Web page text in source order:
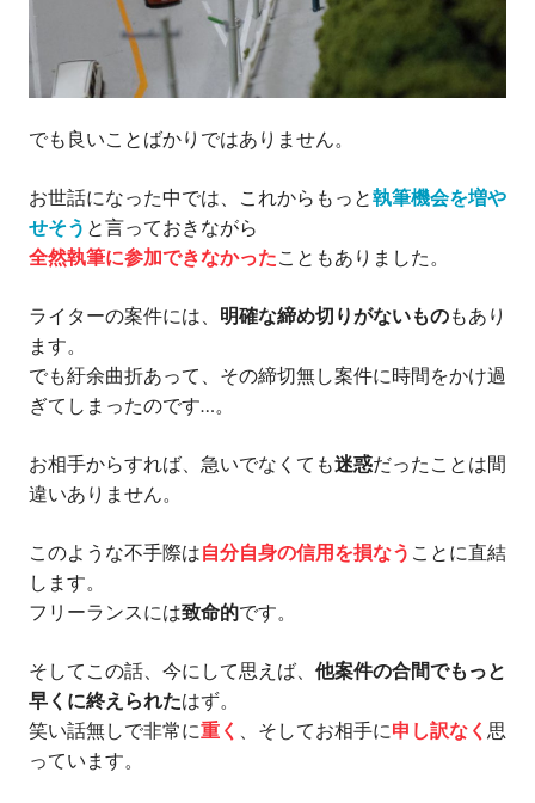
でも良いことばかりではありません。
お世話になった中では、これからもっと執筆機会を増や
せそうと言っておきながら
全然執筆に参加できなかったこともありました。
ライターの案件には、 明確な締め切りがないものもあり
ます。
でも紆余曲折あって、その締切無し案件に時間をかけ過
ぎてしまったのです…。
お相手からすれば、急いでなくても迷惑だったことは間
違いありません。
このような不手際は自分自身の信用を損なうことに直結
します。
フリーランスには致命的です。
そしてこの話、今にして思えば、 他案件の合間でもっと
早くに終えられたはず。
笑い話無しで非常に重く 、そしてお相手に申し訳なく思
っています。